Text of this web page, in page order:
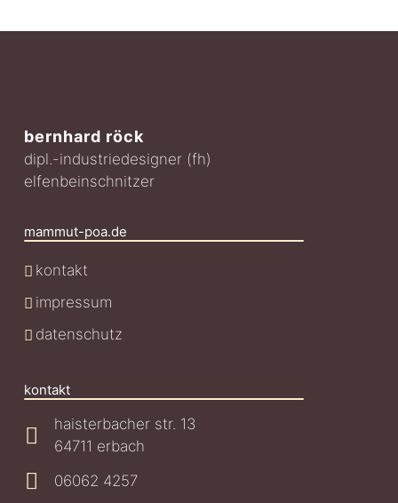
bernhard röck
dipl.-industriedesigner (fh)
elfenbeinschnitzer
mammut-poa.de
kontakt
impressum
datenschutz
kontakt
haisterbacher str. 13
64711 erbach
06062 4257